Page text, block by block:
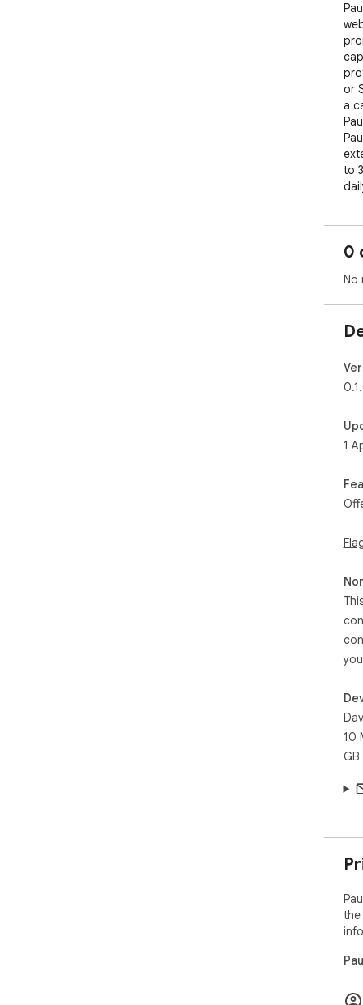
or
a
to
0
No
1
10
GB
the